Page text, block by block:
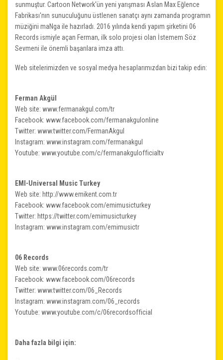
sunmuştur. Cartoon Network'ün yeni yarışması Aslan Max Eğlence
Fabrikası'nın sunuculuğunu üstlenen sanatçı aynı zamanda programın
müziğini maNga ile hazırladı. 2016 yılında kendi yapım şirketini 06
Records ismiyle açan Ferman, ilk solo projesi olan İstemem Söz
Sevmeni ile önemli başarılara imza attı.
Web sitelerimizden ve sosyal medya hesaplarımızdan bizi takip edin:
Ferman Akgül
Web site: www.fermanakgul.com/tr
Facebook: www.facebook.com/fermanakgulonline
Twitter: www.twitter.com/FermanAkgul
Instagram: www.instagram.com/fermanakgul
Youtube: www.youtube.com/c/fermanakgulofficialtv
EMI-Universal Music Turkey
Web site: http://www.emikent.com.tr
Facebook: www.facebook.com/emimusicturkey
Twitter: https://twitter.com/emimusicturkey
Instagram: www.instagram.com/emimusictr
06 Records
Web site: www.06records.com/tr
Facebook: www.facebook.com/06records
Twitter: www.twitter.com/06_Records
Instagram: www.instagram.com/06_records
Youtube: www.youtube.com/c/06recordsofficial
Daha fazla bilgi için: